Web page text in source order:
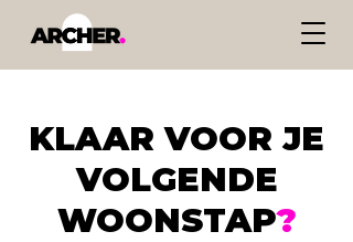
KLAAR VOOR JE
VOLGENDE
WOONSTAP?